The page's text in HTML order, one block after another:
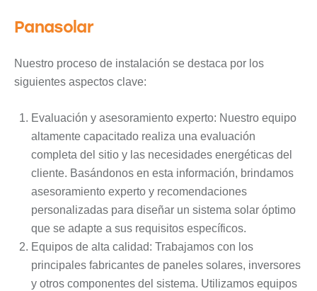
Panasolar
Nuestro proceso de instalación se destaca por los
siguientes aspectos clave:
Evaluación y asesoramiento experto: Nuestro equipo
altamente capacitado realiza una evaluación
completa del sitio y las necesidades energéticas del
cliente. Basándonos en esta información, brindamos
asesoramiento experto y recomendaciones
personalizadas para diseñar un sistema solar óptimo
que se adapte a sus requisitos específicos.
Equipos de alta calidad: Trabajamos con los
principales fabricantes de paneles solares, inversores
y otros componentes del sistema. Utilizamos equipos